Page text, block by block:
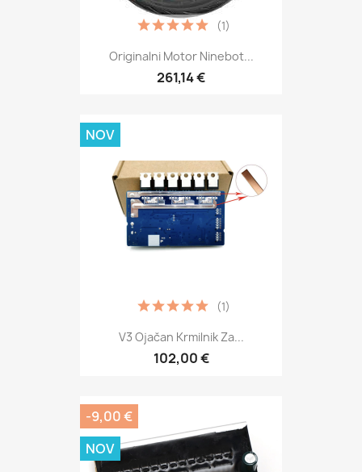
Originalni Motor Ninebot...
261,14 €
(1)
V3 Ojačan Krmilnik Za...
102,00 €
(1)
NOV
-9,00 €
NOV